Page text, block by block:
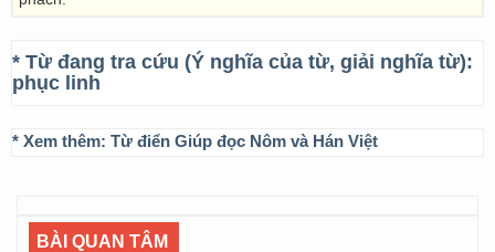
* Từ đang tra cứu (Ý nghĩa của từ, giải nghĩa từ):
phục linh
* Xem thêm: Từ điển Giúp đọc Nôm và Hán Việt
BÀI QUAN TÂM